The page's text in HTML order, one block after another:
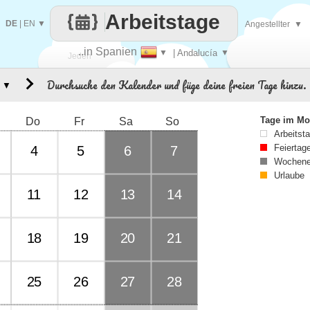
Jeden
..in Spanien ▼ | Andalucía ▼
Arbeitstage
DE EN ▼ Angestellter ▼
Durchsuche den Kalender und füge deine freien Tage hinzu.
Do Fr Sa So
4 5 6 7
11 12 13 14
18 19 20 21
25 26 27 28
▼
Tage im
Urlaube